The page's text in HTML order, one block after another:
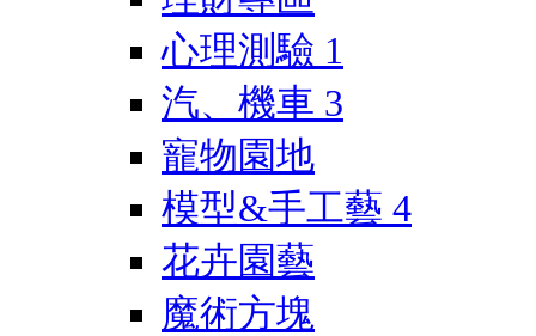
心理測驗 1
汽、機車 3
寵物園地
模型&手工藝 4
花卉園藝
魔術方塊